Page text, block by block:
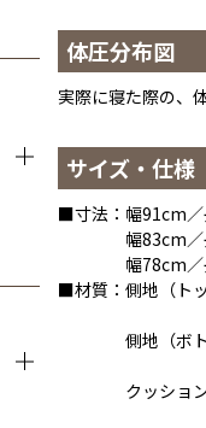
体圧分布図
実際に寝た際の、
サイズ・仕様
■寸法：幅91cm
幅83cm／長
幅78cm／長
■材質：側地（ト
裏・基
側地（ボトム
裏・フィ
クッション材